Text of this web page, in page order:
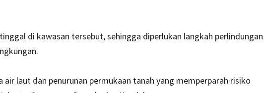
di kawasan tersebut, sehingga diperlukan langkah perlindungan
laut dan penurunan permukaan tanah yang memperparah risiko